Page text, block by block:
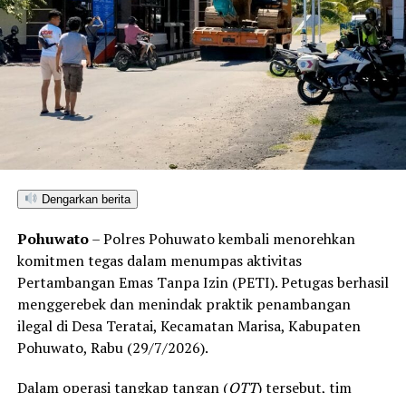
Dengarkan berita
Pohuwato– Polres Pohuwato kembali menorehkan
komitmen tegas dalam menumpas aktivitas
Pertambangan Emas Tanpa Izin (PETI). Petugas berhasil
menggerebek dan menindak praktik penambangan
ilegal di Desa Teratai, Kecamatan Marisa, Kabupaten
Pohuwato, Rabu (29/7/2026).
Dalam operasi tangkap tangan (OTT) tersebut, tim